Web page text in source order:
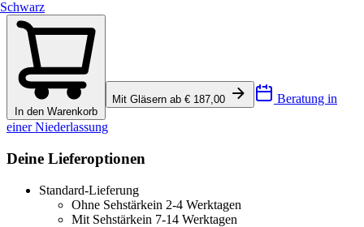
Schwarz
In den Warenkorb
Mit Gläsern ab € 187,00 Beratung in
einer Niederlassung
Deine Lieferoptionen
Standard-Lieferung
Ohne Sehstärkein 2-4 Werktagen
Mit Sehstärkein 7-14 Werktagen